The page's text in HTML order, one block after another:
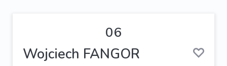
06
Wojciech FANGOR